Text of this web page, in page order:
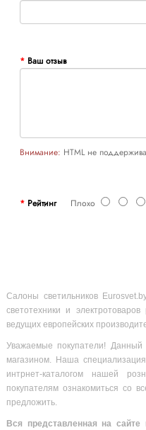
Ваш отзыв
Внимание: HTML не
РейтингПлохо
Салоны светильников
светотехники и
ведущих европейских
Уважаемые покупатели! Данный
магазином. Наша
интрнет-каталогом нашей
покупателям ознакомиться со
предложить.
Вся представленная на сайте